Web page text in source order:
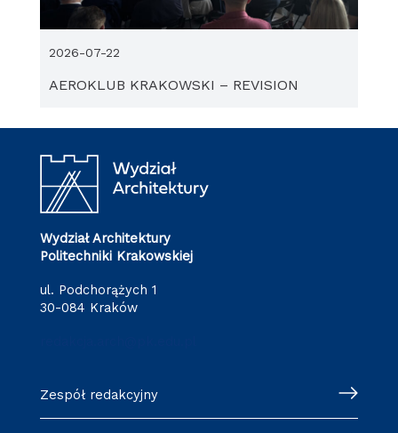
AEROKLUB KRAKOWSKI – REVISION
2026-07-22
Wydział Architektury
Politechniki Krakowskiej
ul. Podchorążych 1
30-084 Kraków
Zespół redakcyjny